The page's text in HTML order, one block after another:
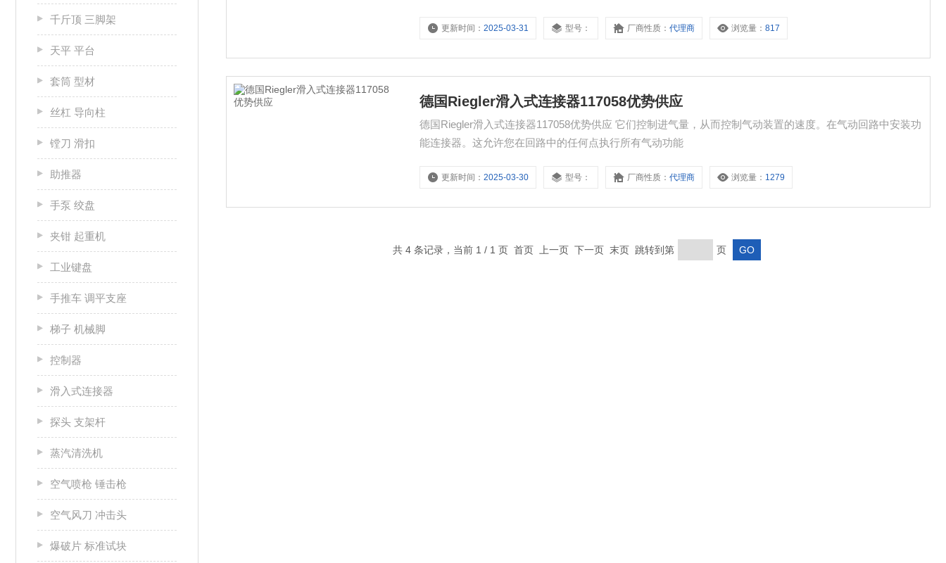
千斤顶 三脚架
天平 平台
套筒 型材
丝杠 导向柱
镗刀 滑扣
助推器
手泵 绞盘
夹钳 起重机
工业键盘
手推车 调平支座
梯子 机械脚
控制器
滑入式连接器
探头 支架杆
蒸汽清洗机
空气喷枪 锤击枪
空气风刀 冲击头
爆破片 标准试块
更新时间：2025-03-31 型号： 厂商性质：代理商 浏览量：817
德国Riegler滑入式连接器117058优势供应
德国Riegler滑入式连接器117058优势供应 它们控制进气量，从而控制气动装置的速度。在气动回路中安装功
能连接器。这允许您在回路中的任何点执行所有气动功能
更新时间：2025-03-30 型号： 厂商性质：代理商 浏览量： 1279
共 4 条记录，当前 1 / 1 页 首页 上一页 下一页 末页 跳转到第 页